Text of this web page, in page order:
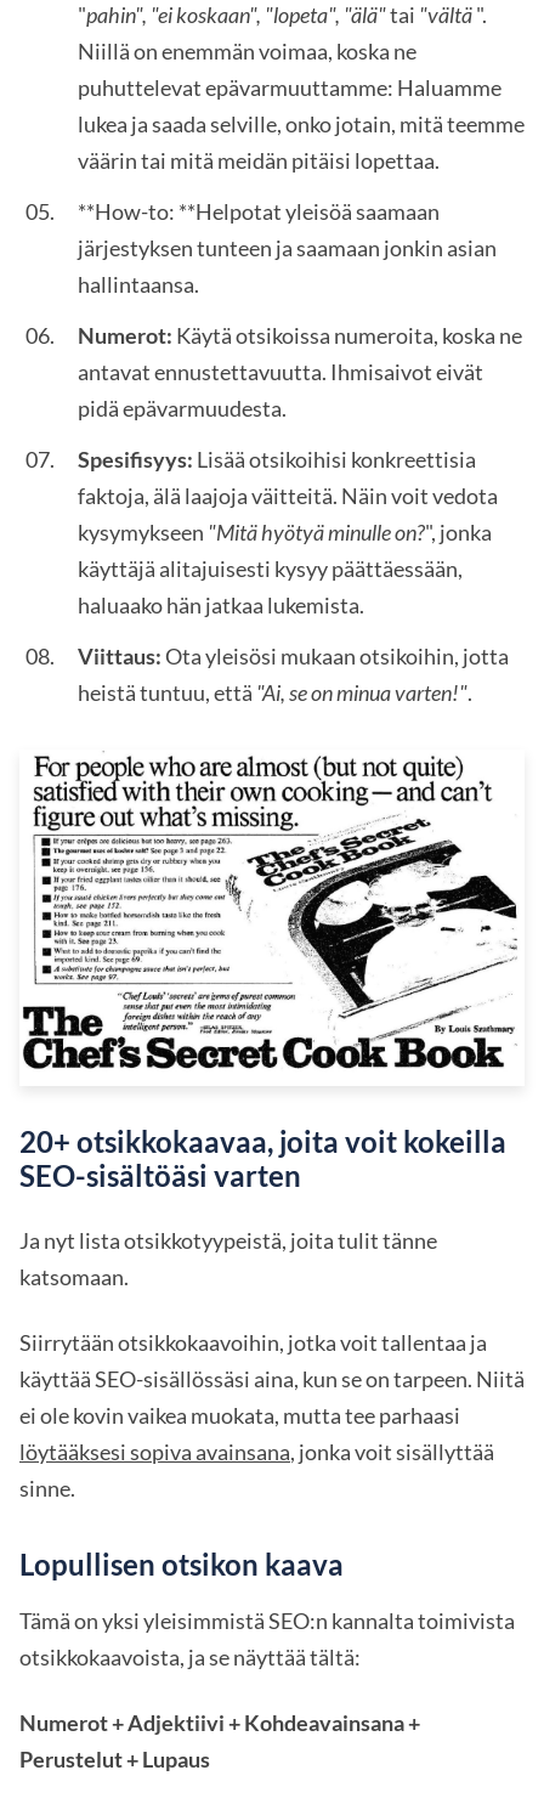
"pahin", "ei koskaan", "lopeta", "älä"tai "vältä".
Niillä on enemmän voimaa, koska ne
puhuttelevat epävarmuuttamme: Haluamme
lukea ja saada selville, onko jotain, mitä teemme
väärin tai mitä meidän pitäisi lopettaa.
**How-to: **Helpotat yleisöä saamaan
järjestyksen tunteen ja saamaan jonkin asian
hallintaansa.
Numerot: Käytä otsikoissa numeroita, koska ne
antavat ennustettavuutta. Ihmisaivot eivät
pidä epävarmuudesta.
Spesifisyys: Lisää otsikoihisi konkreettisia
faktoja, älä laajoja väitteitä. Näin voit vedota
kysymykseen "Mitä hyötyä minulle on?", jonka
käyttäjä alitajuisesti kysyy päättäessään,
haluaako hän jatkaa lukemista.
Viittaus:Ota yleisösi mukaan otsikoihin, jotta
heistä tuntuu, että "Ai, se on minua varten!".
20+ otsikkokaavaa, joita voit kokeilla
SEO-sisältöäsi varten
Ja nyt lista otsikkotyypeistä, joita tulit tänne
katsomaan.
Siirrytään otsikkokaavoihin, jotka voit tallentaa ja
käyttää SEO-sisällössäsi aina, kun se on tarpeen. Niitä
ei ole kovin vaikea muokata, mutta tee parhaasi
löytääksesi sopiva avainsana, jonka voit sisällyttää
sinne.
Lopullisen otsikon kaava
Tämä on yksi yleisimmistä SEO:n kannalta toimivista
otsikkokaavoista, ja se näyttää tältä:
Numerot + Adjektiivi + Kohdeavainsana +
Perustelut + Lupaus